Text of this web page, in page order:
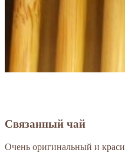
Связанный чай
Очень оригинальный и